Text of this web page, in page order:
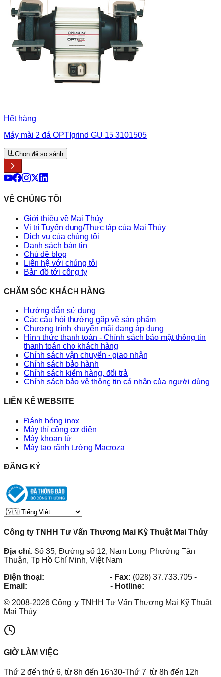
Hết hàng
Máy mài 2 đá OPTIgrind GU 15 3101505
Chọn để so sánh
VỀ CHÚNG TÔI
Giới thiệu về Mai Thủy
Vị trí Tuyển dụng/Thực tập của Mai Thủy
Dịch vụ của chúng tôi
Danh sách bản tin
Chủ đề blog
Liên hệ với chúng tôi
Bản đồ tới công ty
CHĂM SÓC KHÁCH HÀNG
Hướng dẫn sử dụng
Các câu hỏi thường gặp về sản phẩm
Chương trình khuyến mãi đang áp dụng
Hình thức thanh toán - Chính sách bảo mật thông tin
thanh toán cho khách hàng
Chính sách vận chuyển - giao nhận
Chính sách bảo hành
Chính sách kiểm hàng, đổi trả
Chính sách bảo vệ thông tin cá nhân của người dùng
LIÊN KẾ WEBSITE
Đánh bóng inox
Máy thí công cơ điện
Máy khoan từ
Máy tạo rãnh tường Macroza
ĐĂNG KÝ
Công ty TNHH Tư Vấn Thương Mai Kỹ Thuật Mai Thủy
Địa chỉ: Số 35, Đường số 12, Nam Long, Phường Tân
Thuận, Tp Hồ Chí Minh, Việt Nam
Điện thoại:
- Fax: (028) 37.733.705 -
Email:
- Hotline:
© 2008-2026 Công ty TNHH Tư Vấn Thương Mai Kỹ Thuật
Mai Thủy
GIỜ LÀM VIỆC
Thứ 2 đến thứ 6, từ 8h đến 16h30-Thứ 7, từ 8h đến 12h